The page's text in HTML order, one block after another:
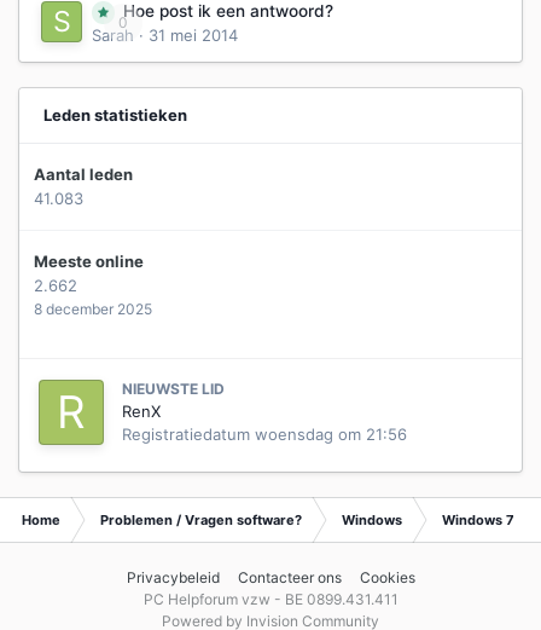
0
Hoe post ik een antwoord?
Sarah · 31 mei 2014
Leden statistieken
Aantal leden
41.083
Meeste online
2.662
8 december 2025
NIEUWSTE LID
RenX
Registratiedatum woensdag om 21:56
Home Problemen / Vragen software? Windows Windows 7
Privacybeleid Contacteer ons
Cookies
PC Helpforum vzw - BE 0899.431.411
Powered by Invision Community